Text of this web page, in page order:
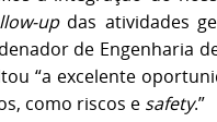
updas atividades
de Engenharia
“a excelente
como riscos e safety.”